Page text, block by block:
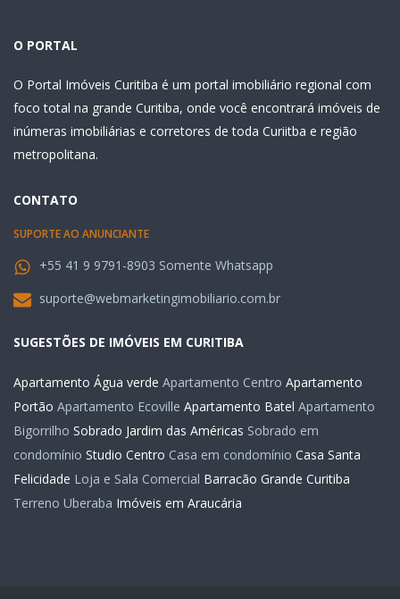
O PORTAL
O Portal Imóveis Curitiba é um portal imobiliário regional com
foco total na grande Curitiba, onde você encontrará imóveis de
inúmeras imobiliárias e corretores de toda Curiitba e região
metropolitana.
CONTATO
SUPORTE AO ANUNCIANTE
+55 41 9 9791-8903 Somente Whatsapp
suporte@webmarketingimobiliario.com.br
SUGESTÕES DE IMÓVEIS EM CURITIBA
Apartamento Água verde Apartamento Centro Apartamento
Portão Apartamento Ecoville Apartamento Batel Apartamento
Bigorrilho Sobrado Jardim das Américas Sobrado em
condomínio Studio Centro Casa em condomínio Casa Santa
Felicidade Loja e Sala Comercial Barracão Grande Curitiba
Terreno Uberaba Imóveis em Araucária